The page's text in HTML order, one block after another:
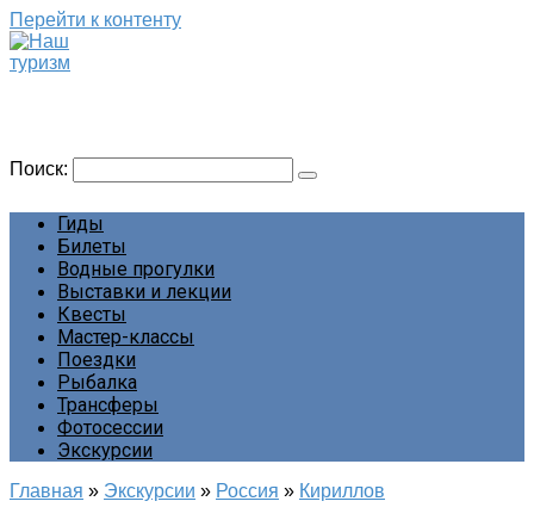
Перейти к контенту
Поиск:
Гиды
Билеты
Водные прогулки
Выставки и лекции
Квесты
Мастер-классы
Поездки
Рыбалка
Трансферы
Фотосессии
Экскурсии
Главная » Экскурсии » Россия » Кириллов